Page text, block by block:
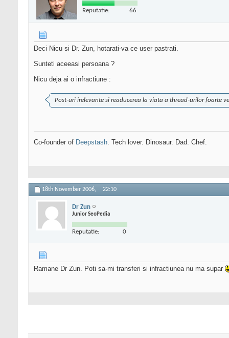
Reputatie: 66
Deci Nicu si Dr. Zun, hotarati-va ce user pastrati.
Sunteti aceeasi persoana ?
Nicu deja ai o infractiune :
Post-uri irelevante si readucerea la viata a thread-urilor foarte
Co-founder of Deepstash. Tech lover. Dinosaur. Dad. Chef.
18th November 2006, 22:10
Dr Zun
Junior SeoPedia
Reputatie: 0
Ramane Dr Zun. Poti sa-mi transferi si infractiunea nu ma supar